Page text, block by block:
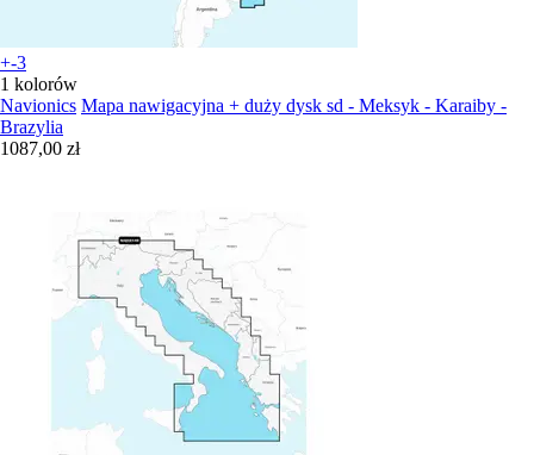
+-3
1 kolorów
Navionics Mapa nawigacyjna + duży dysk sd - Meksyk - Karaiby -
Brazylia
1087,00 zł